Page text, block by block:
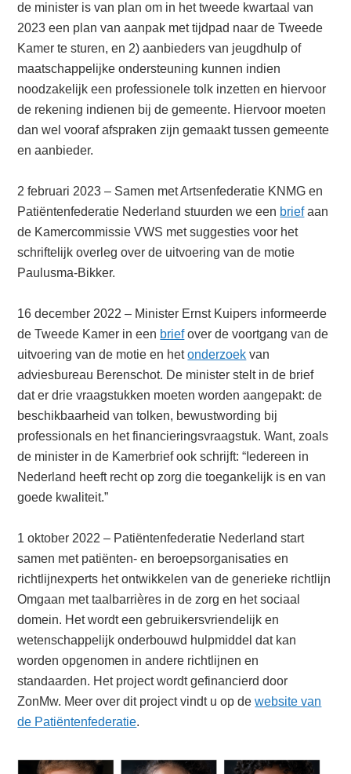
de minister is van plan om in het tweede kwartaal van
2023 een plan van aanpak met tijdpad naar de Tweede
Kamer te sturen, en 2) aanbieders van jeugdhulp of
maatschappelijke ondersteuning kunnen indien
noodzakelijk een professionele tolk inzetten en hiervoor
de rekening indienen bij de gemeente. Hiervoor moeten
dan wel vooraf afspraken zijn gemaakt tussen gemeente
en aanbieder.
2 februari 2023 – Samen met Artsenfederatie KNMG en
Patiëntenfederatie Nederland stuurden we een briefaan
de Kamercommissie VWS met suggesties voor het
schriftelijk overleg over de uitvoering van de motie
Paulusma-Bikker.
16 december 2022 – Minister Ernst Kuipers informeerde
de Tweede Kamer in een briefover de voortgang van de
uitvoering van de motie en hetonderzoek van
adviesbureau Berenschot. De minister stelt in de brief
dat er drie vraagstukken moeten worden aangepakt: de
beschikbaarheid van tolken, bewustwording bij
professionals en het financieringsvraagstuk. Want, zoals
de minister in de Kamerbrief ook schrijft: “Iedereen in
Nederland heeft recht op zorg die toegankelijk is en van
goede kwaliteit.”
1 oktober 2022 – Patiëntenfederatie Nederland start
samen met patiënten- en beroepsorganisaties en
richtlijnexperts het ontwikkelen van de generieke richtlijn
Omgaan met taalbarrières in de zorg en het sociaal
domein. Het wordt een gebruikersvriendelijk en
wetenschappelijk onderbouwd hulpmiddel dat kan
worden opgenomen in andere richtlijnen en
standaarden. Het project wordt gefinancierd door
ZonMw. Meer over dit project vindt u op dewebsite van
de Patiëntenfederatie.